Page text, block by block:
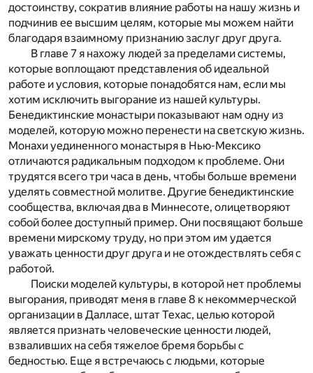
достоинству, сократив влияние работы на нашу жизнь и
подчинив ее высшим целям, которые мы можем найти
благодаря взаимному признанию заслуг друг друга.
В главе 7 я нахожу людей за пределами системы,
которые воплощают представления об идеальной
работе и условия, которые понадобятся нам, если мы
хотим исключить выгорание из нашей культуры.
Бенедиктинские монастыри показывают нам одну из
моделей, которую можно перенести на светскую жизнь.
Монахи уединенного монастыря в Нью-Мексико
отличаются радикальным подходом к проблеме. Они
трудятся всего три часа в день, чтобы больше времени
уделять совместной молитве. Другие бенедиктинские
сообщества, включая два в Миннесоте, олицетворяют
собой более доступный пример. Они посвящают больше
времени мирскому труду, но при этом им удается
уважать ценности друг друга и не отождествлять себя с
работой.
Поиски моделей культуры, в которой нет проблемы
выгорания, приводят меня в главе 8 к некоммерческой
организации в Далласе, штат Техас, целью которой
является признать человеческие ценности людей,
взваливших на себя тяжелое бремя борьбы с
бедностью. Еще я встречаюсь с людьми, которые